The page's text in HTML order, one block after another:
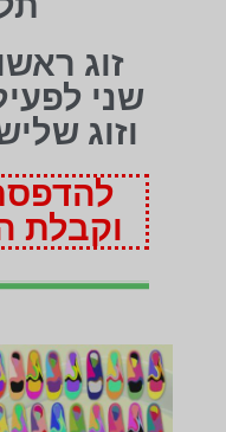
זוג
שני
וזוג
וקבלת